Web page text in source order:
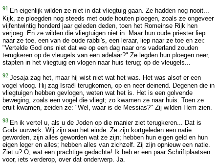
91
En eigenlijk wilden ze niet in dat vliegtuig gaan. Ze hadden nog nooit...
Kijk, ze ploegden nog steeds met oude houten ploegen, zoals ze ongeveer
vijfentwintig honderd jaar geleden deden, toen het Romeinse Rijk hen
verjoeg. En ze wilden die vliegtuigen niet in. Maar hun oude priester liep
naar ze toe, een van de oude rabbi's, een leraar, liep naar ze toe en zei:
"Vertelde God ons niet dat we op een dag naar ons vaderland zouden
terugkeren op de vleugels van een adelaar?" Ze legden hun ploegen neer,
stapten in het vliegtuig en vlogen naar huis terug; op de vleugels...
92 Jesaja zag het, maar hij wist niet wat het was. Het was alsof er een
vogel vloog. Hij zag Israël terugkomen, op en neer deinend. Degenen die in
vliegtuigen hebben gevlogen, weten wat het is. Het is een golvende
beweging, zoals een vogel die vliegt; zo kwamen ze naar huis. Toen ze
eruit kwamen, zeiden ze: "Wel, waar is de Messias?" Zij wilden Hem zien.
93 En ik vertel u, als u de Joden op die manier ziet terugkeren... Dat is
Gods uurwerk. Wij zijn aan het einde. Ze zijn kortgeleden een natie
geworden, zijn alles geworden wat ze zijn; hebben hun eigen geld en hun
eigen leger en alles; hebben alles van zichzelf. Zij zijn opnieuw een natie.
Ziet u? O, wat een prachtige gedachte! Ik heb er een paar Schriftplaatsen
voor, iets verderop, over dat onderwerp. Ja.